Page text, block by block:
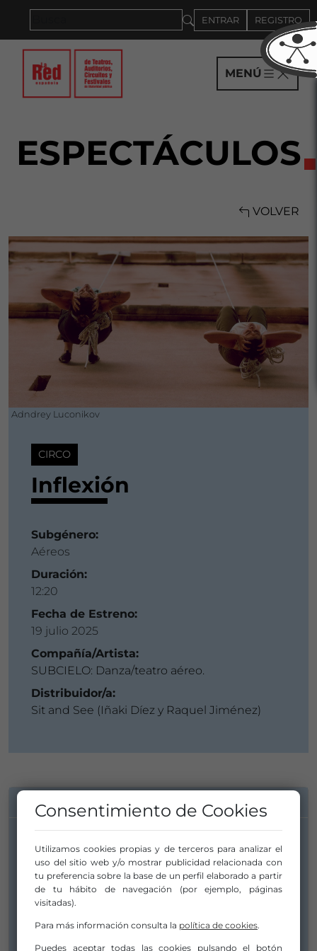
ENTRAR REGISTRO
MENÚ
ESPECTÁCULOS
VOLVER
Adndrey Luconikov
CIRCO
Inflexión
Subgénero:
Aéreos
Duración:
12:20
Fecha de Estreno:
19 julio 2025
Compañía/Artista:
SUBCIELO: Danza/teatro aéreo.
Distribuidor/a:
Sit and See (Iñaki Díez y Raquel Jiménez)
INFORMACIÓN DE CONTACTO
Compañía/Artista:
SUBCIELO: Danza/teatro aéreo.
subcielodanzaaerea@gmail.com
subcieloeventos@gmail.com
Consentimiento de Cookies
Utilizamos cookies propias y de terceros para analizar el
uso del sitio web y/o mostrar publicidad relacionada con
tu preferencia sobre la base de un perfil elaborado a partir
de tu hábito de navegación (por ejemplo, páginas
visitadas).
Para más información consulta la política de cookies.
Puedes aceptar todas las cookies pulsando el botón